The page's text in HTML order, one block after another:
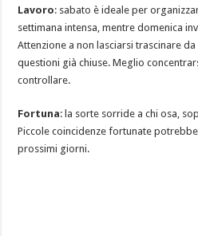
Lavoro: sabato è ideale per
settimana intensa, mentre domenica
Attenzione a non lasciarsi trascinare
questioni già chiuse. Meglio
controllare.
Fortuna: la sorte sorride a chi osa,
Piccole coincidenze fortunate
prossimi giorni.